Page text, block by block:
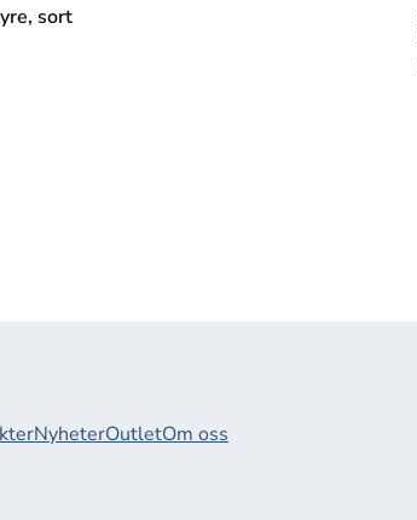
sort
NyheterOutletOm oss